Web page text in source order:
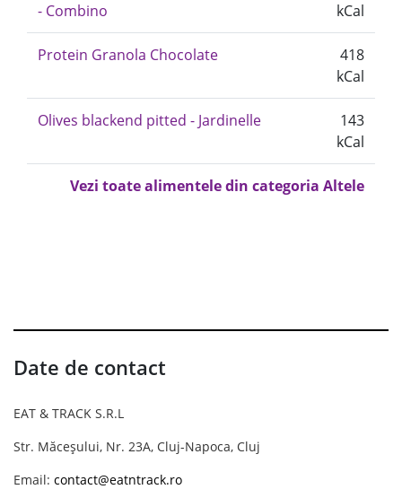
- Combino
kCal
Protein Granola Chocolate
418
kCal
Olives blackend pitted - Jardinelle
143
kCal
Vezi toate alimentele din categoria Altele
Date de contact
EAT & TRACK S.R.L
Str. Măceșului, Nr. 23A, Cluj-Napoca, Cluj
Email: contact@eatntrack.ro